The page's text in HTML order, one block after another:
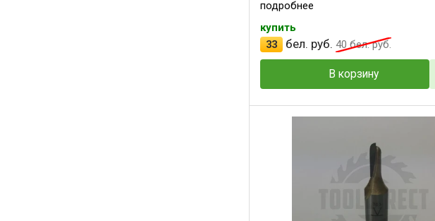
подробнее
купить
33 бел. руб. 40бел. руб.
В корзину